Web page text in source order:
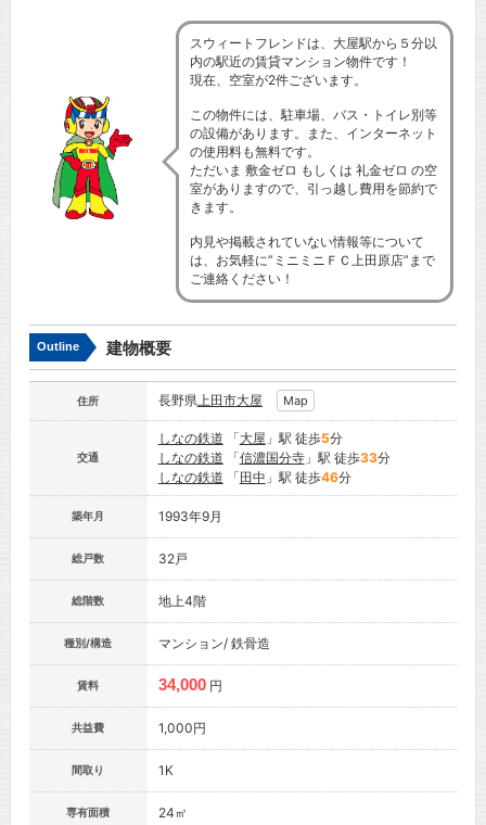
スウィートフレンドは、大屋駅から５分以
内の駅近の賃貸マンション物件です！
現在、空室が2件ございます。
この物件には、駐車場、バス・トイレ別等
の設備があります。また、インターネット
の使用料も無料です。
ただいま 敷金ゼロ もしくは 礼金ゼロ の空
室がありますので、引っ越し費用を節約で
きます。
内見や掲載されていない情報等について
は、お気軽に”ミニミニＦＣ上田原店”まで
ご連絡ください！
Outline 建物概要
住所 長野県上田市大屋 Map
交通
しなの鉄道 「大屋 」駅 徒歩5分
しなの鉄道 「信濃国分寺」駅 徒歩33分
しなの鉄道 「田中 」駅 徒歩46分
築年月 1993年9月
総戸数 32戸
総階数 地上4階
種別/構造 マンション/ 鉄骨造
賃料 34,000 円
共益費 1,000円
間取り 1K
専有面積 24㎡